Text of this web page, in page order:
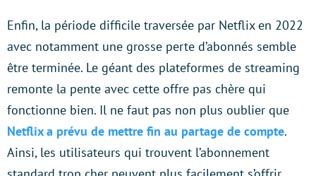
Enfin, la période difficile traversée par Netflix en 2022
avec notamment une grosse perte d’abonnés semble
être terminée. Le géant des plateformes de streaming
remonte la pente avec cette offre pas chère qui
fonctionne bien. Il ne faut pas non plus oublier que
Netflix a prévu de mettre fin au partage de compte.
Ainsi, les utilisateurs qui trouvent l’abonnement